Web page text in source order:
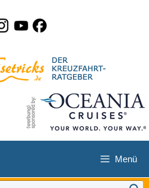
Menü